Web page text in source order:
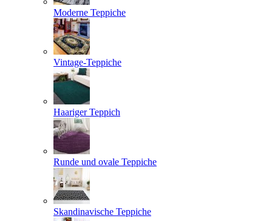
Moderne Teppiche
Vintage-Teppiche
Haariger Teppich
Runde und ovale Teppiche
Skandinavische Teppiche